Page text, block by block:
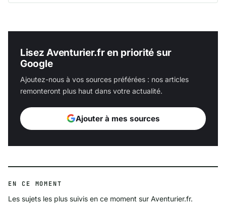
Lisez Aventurier.fr en priorité sur
Google
Ajoutez-nous à vos sources préférées : nos articles
remonteront plus haut dans votre actualité.
Ajouter à mes sources
EN CE MOMENT
Les sujets les plus suivis en ce moment sur Aventurier.fr.